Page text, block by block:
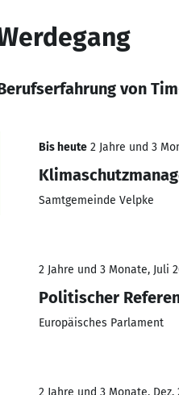
von
Bis heute 2 Jahre und 3
Samtgemeinde Velpke
2 Jahre und 3 Monate, Juli
Politischer
Europäisches Parlament
2 Jahre und 3 Monate, Dez.